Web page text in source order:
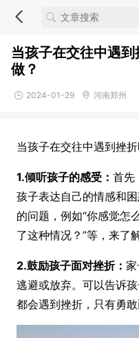
当孩子在交往中遇
做？
2024-01-29 河南郑州
当孩子在交往中遇到挫
1.倾听孩子的感受： 首先
孩子表达自己的情感和
的问题，例如“你感觉怎
了这种情况？”等，来了
2.鼓励孩子面对挫折：
逃避或放弃。可以告诉
都会遇到挫折，只有勇